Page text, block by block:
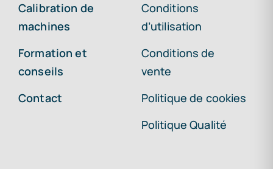
Calibration de
machines
Formation et
conseils
Contact
Conditions
d’utilisation
Conditions de
vente
Politique de cookies
Politique Qualité